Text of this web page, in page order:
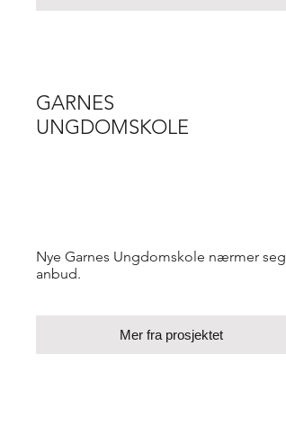
GARNES
UNGDOMSKOLE
Nye Garnes Ungdomskole nærmer seg
anbud.
Mer fra prosjektet